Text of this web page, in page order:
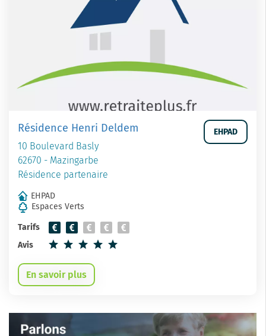
Résidence Henri Deldem
10 Boulevard Basly
62670 - Mazingarbe
Résidence partenaire
EHPAD
EHPAD
Espaces Verts
Tarifs
Avis
En savoir plus